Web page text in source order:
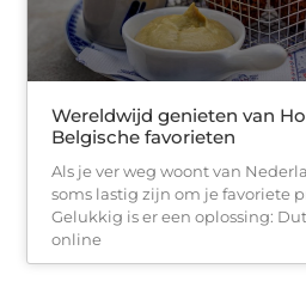
Wereldwijd genieten van
Belgische favorieten
Als je ver weg woont van
soms lastig zijn om je favoriete
Gelukkig is er een oplossing:
online